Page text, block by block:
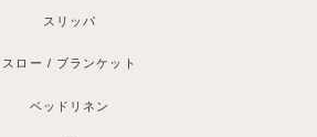
スリッパ
スロー / ブランケット
ベッドリネン